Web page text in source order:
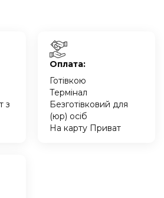
з
Оплата:
Готівкою
Термінал
Безготівковий для
(юр) осіб
На карту Приват